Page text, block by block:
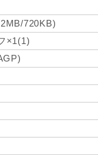
720KB)
×1(1)